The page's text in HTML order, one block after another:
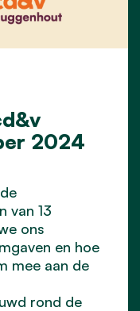
2024
van 13
ons
en hoe
mee aan de
rond de